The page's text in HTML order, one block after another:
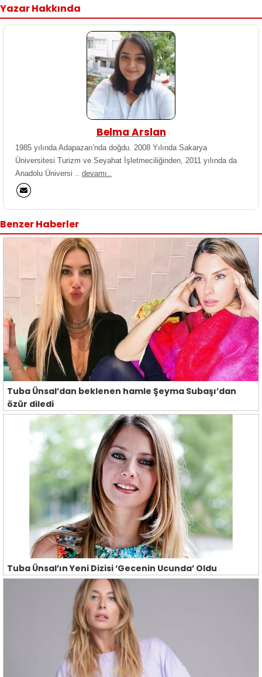
Yazar Hakkında
Belma Arslan
1985 yılında Adapazarı'nda doğdu. 2008 Yılında Sakarya
Üniversitesi Turizm ve Seyahat İşletmeciliğinden, 2011 yılında da
Anadolu Üniversi .. devamı..
Benzer Haberler
Tuba Ünsal’dan beklenen hamle Şeyma Subaşı’dan
özür diledi
Tuba Ünsal’ın Yeni Dizisi ‘Gecenin Ucunda’ Oldu